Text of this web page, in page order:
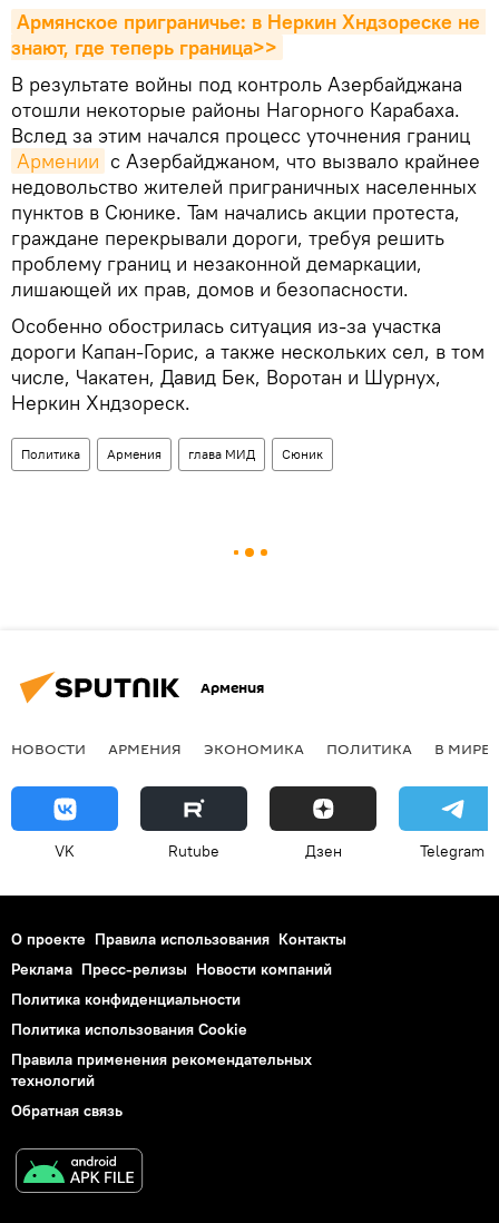
Армянское приграничье: в Неркин Хндзореске не
знают, где теперь граница>>
В результате войны под контроль Азербайджана
отошли некоторые районы Нагорного Карабаха.
Вслед за этим начался процесс уточнения границ
Армении с Азербайджаном, что вызвало крайнее
недовольство жителей приграничных населенных
пунктов в Сюнике. Там начались акции протеста,
граждане перекрывали дороги, требуя решить
проблему границ и незаконной демаркации,
лишающей их прав, домов и безопасности.
Особенно обострилась ситуация из-за участка
дороги Капан-Горис, а также нескольких сел, в том
числе, Чакатен, Давид Бек, Воротан и Шурнух,
Неркин Хндзореск.
Политика Армения глава МИД Сюник
Армения
НОВОСТИ АРМЕНИЯ ЭКОНОМИКА ПОЛИТИКА В МИРЕ
VK Rutube Дзен Telegram
О проекте Правила использования Контакты
Реклама Пресс-релизы Новости компаний
Политика конфиденциальности
Политика использования Cookie
Правила применения рекомендательных
технологий
Обратная связь